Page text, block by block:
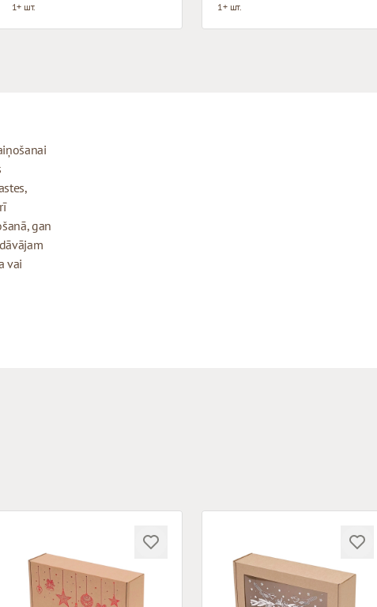
1+ шт. 1+ шт.
gan
vai